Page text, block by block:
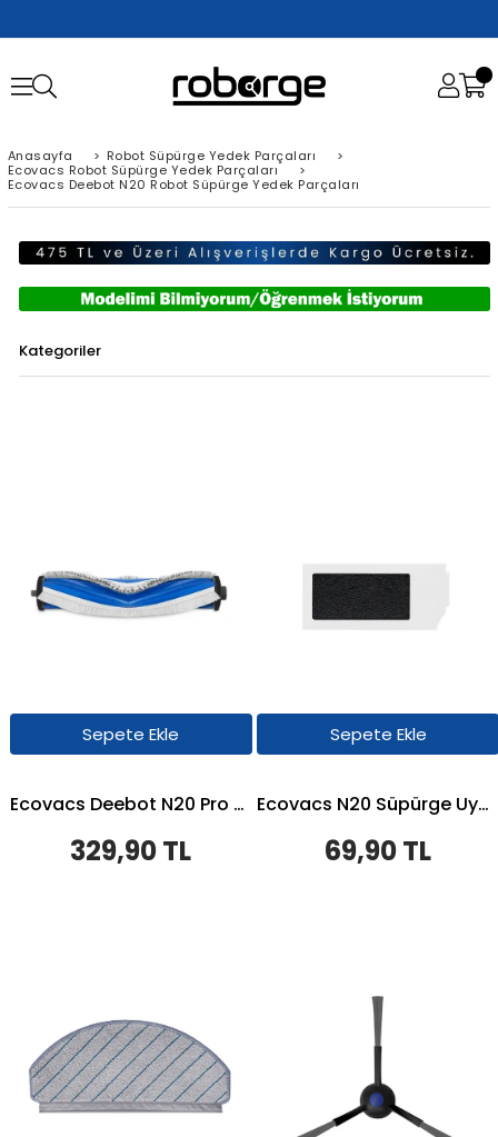
Anasayfa > Robot Süpürge Yedek Parçaları
>
Ecovacs Robot Süpürge Yedek Parçaları
>
Ecovacs Deebot N20 Robot Süpürge Yedek Parçaları
Kategoriler
Ecovacs Deebot N20 Pro Robot Süpürge Uyumlu Ana Fırça
329,90 TL
Sepete Ekle
Ecovacs N20 Süpürge Uyumlu Hepa Filtre
69,90 TL
Sepete Ekle